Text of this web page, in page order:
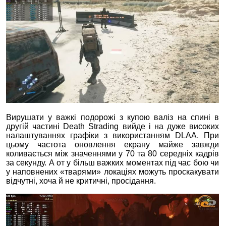
Вирушати у важкі подорожі з купою валіз на спині в
другій частині Death Strading вийде і на дуже високих
налаштуваннях графіки з використанням DLAA. При
цьому частота оновлення екрану майже завжди
коливається між значеннями у 70 та 80 середніх кадрів
за секунду. А от у більш важких моментах під час бою чи
у наповнених «тварями» локаціях можуть проскакувати
відчутні, хоча й не критичні, просідання.